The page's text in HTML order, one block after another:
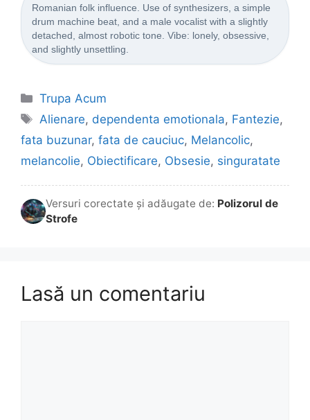
Romanian folk influence. Use of synthesizers, a simple
drum machine beat, and a male vocalist with a slightly
detached, almost robotic tone. Vibe: lonely, obsessive,
and slightly unsettling.
Categorii
Trupa Acum
Etichete
Alienare, dependenta emotionala, Fantezie,
fata buzunar, fata de cauciuc, Melancolic,
melancolie, Obiectificare, Obsesie, singuratate
Versuri corectate și adăugate de: Polizorul de
Strofe
Lasă un comentariu